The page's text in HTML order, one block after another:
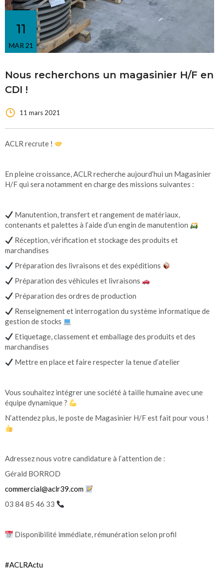
11
MAR 21
Nous recherchons un magasinier H/F en
CDI !
11 mars 2021
ACLR recrute !
En pleine croissance, ACLR recherche aujourd’hui un Magasinier
H/F qui sera notamment en charge des missions suivantes :
Manutention, transfert et rangement de matériaux,
contenants et palettes à l’aide d’un engin de manutention
Réception, vérification et stockage des produits et
marchandises
Préparation des livraisons et des expéditions
Préparation des véhicules et livraisons
Préparation des ordres de production
Renseignement et interrogation du système informatique de
gestion de stocks
Etiquetage, classement et emballage des produits et des
marchandises
Mettre en place et faire respecter la tenue d’atelier
Vous souhaitez intégrer une société à taille humaine avec une
équipe dynamique ?
N’attendez plus, le poste de Magasinier H/F est fait pour vous !
Adressez nous votre candidature à l’attention de :
Gérald BORROD
commercial@aclr39.com
03 84 85 46 33
Disponibilité immédiate, rémunération selon profil
#ACLRActu